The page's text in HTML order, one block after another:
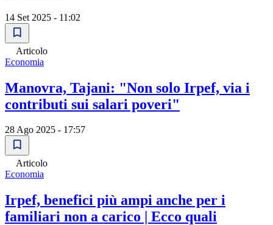
14 Set 2025 - 11:02
Articolo
Economia
Manovra, Tajani: "Non solo Irpef, via i
contributi sui salari poveri"
28 Ago 2025 - 17:57
Articolo
Economia
Irpef, benefici più ampi anche per i
familiari non a carico | Ecco quali